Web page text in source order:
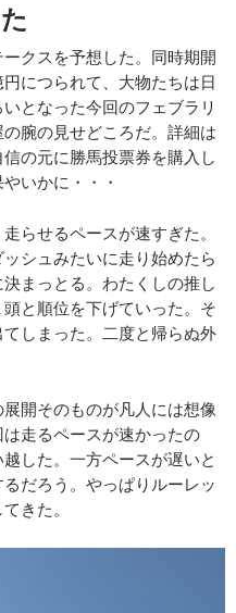
クスを予想した。同時期開
につられて、大物たちは日
となった今回のフェブラリ
腕の見せどころだ。詳細は
の元に勝馬投票券を購入し
いかに・・・
らせるペースが速すぎた。
シュみたいに走り始めたら
まっとる。わたくしの推し
と順位を下げていった。そ
しまった。二度と帰らぬ外
開そのものが凡人には想像
走るペースが速かったの
した。一方ペースが遅いと
だろう。やっぱりルーレッ
きた。